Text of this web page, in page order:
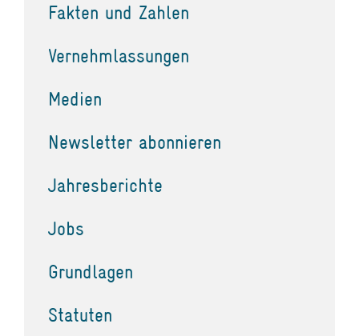
Fakten und Zahlen
Vernehmlassungen
Medien
Newsletter abonnieren
Jahresberichte
Jobs
Grundlagen
Statuten